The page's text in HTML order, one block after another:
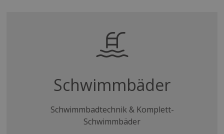
Schwimmbäder
Schwimmbadtechnik & Komplett-
Schwimmbäder
ALLE ABLEHNEN